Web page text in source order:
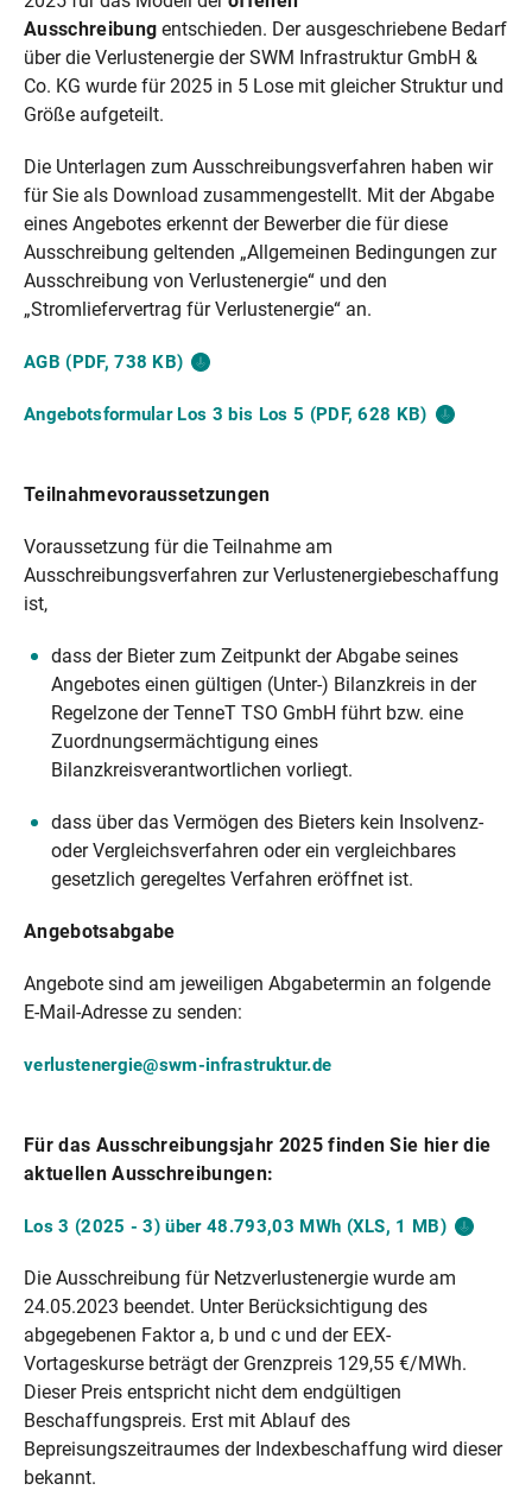
Ausschreibung entschieden. Der ausgeschriebene Bedarf
über die Verlustenergie der SWM Infrastruktur GmbH &
Co. KG wurde für 2025 in 5 Lose mit gleicher Struktur und
Größe aufgeteilt.
Die Unterlagen zum Ausschreibungsverfahren haben wir
für Sie als Download zusammengestellt. Mit der Abgabe
eines Angebotes erkennt der Bewerber die für diese
Ausschreibung geltenden „Allgemeinen Bedingungen zur
Ausschreibung von Verlustenergie“ und den
„Stromliefervertrag für Verlustenergie“ an.
AGB (PDF, 738 KB)
Angebotsformular Los 3 bis Los 5 (PDF, 628 KB)
Teilnahmevoraussetzungen
Voraussetzung für die Teilnahme am
Ausschreibungsverfahren zur Verlustenergiebeschaffung
ist,
dass der Bieter zum Zeitpunkt der Abgabe seines
Angebotes einen gültigen (Unter-) Bilanzkreis in der
Regelzone der TenneT TSO GmbH führt bzw. eine
Zuordnungsermächtigung eines
Bilanzkreisverantwortlichen vorliegt.
dass über das Vermögen des Bieters kein Insolvenz-
oder Vergleichsverfahren oder ein vergleichbares
gesetzlich geregeltes Verfahren eröffnet ist.
Angebotsabgabe
Angebote sind am jeweiligen Abgabetermin an folgende
E-Mail-Adresse zu senden:
verlustenergie@swm-infrastruktur.de
Für das Ausschreibungsjahr 2025 finden Sie hier die
aktuellen Ausschreibungen:
Los 3 (2025 - 3) über 48.793,03 MWh (XLS, 1 MB)
Die Ausschreibung für Netzverlustenergie wurde am
24.05.2023 beendet. Unter Berücksichtigung des
abgegebenen Faktor a, b und c und der EEX-
Vortageskurse beträgt der Grenzpreis 129,55 €/MWh.
Dieser Preis entspricht nicht dem endgültigen
Beschaffungspreis. Erst mit Ablauf des
Bepreisungszeitraumes der Indexbeschaffung wird dieser
bekannt.